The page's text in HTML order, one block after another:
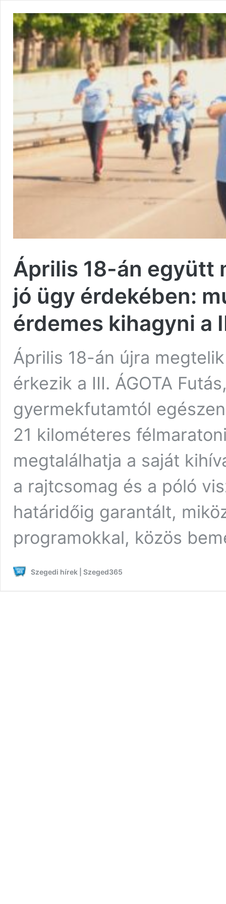
Április 18-án együtt
jó ügy érdekében:
érdemes kihagyni a
Április 18-án újra
érkezik a III. ÁGOTA
gyermekfutamtól
21 kilométeres
megtalálhatja a saját
a rajtcsomag és a póló
határidőig garantált,
programokkal, közös
Szegedi hírek | Szeged365